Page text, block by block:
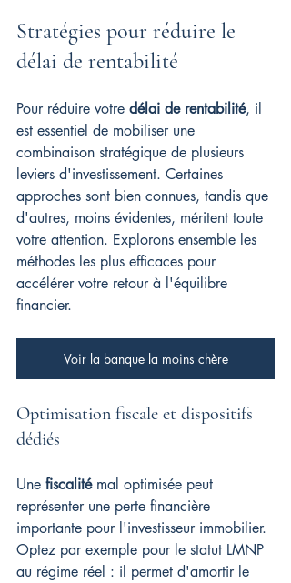
Stratégies pour réduire le
délai de rentabilité
Pour réduire votre délai de rentabilité, il
est essentiel de mobiliser une
combinaison stratégique de plusieurs
leviers d'investissement. Certaines
approches sont bien connues, tandis que
d'autres, moins évidentes, méritent toute
votre attention. Explorons ensemble les
méthodes les plus efficaces pour
accélérer votre retour à l'équilibre
financier.
Voir la banque la moins chère
Optimisation fiscale et dispositifs
dédiés
Une fiscalité mal optimisée peut
représenter une perte financière
importante pour l'investisseur immobilier.
Optez par exemple pour le statut LMNP
au régime réel : il permet d'amortir le